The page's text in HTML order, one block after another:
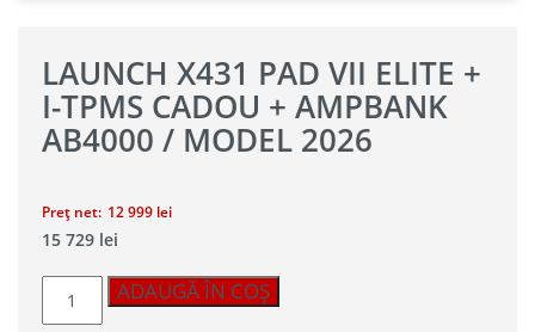
LAUNCH X431 PAD VII ELITE +
I-TPMS CADOU + AMPBANK
AB4000 / MODEL 2026
Preț net: 12 999 lei
15 729 lei
Cantitate
LAUNCH
ADAUGĂ ÎN COȘ